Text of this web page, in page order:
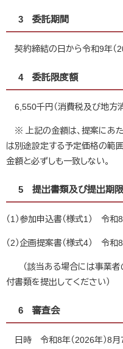
3 委託期間
契約締結の日から令和9年（
4 委託限度額
6,550千円（消費税及び地方
※ 上記の金額は、提案にあ
は別途設定する予定価格の範
金額と必ずしも一致しない。
5 提出書類及び提出期限
（1）参加申込書（様式1） 令和
（2）企画提案書（様式4） 令和
（該当ある場合には事業者
付書類を提出してください）
6 審査会
日時 令和8年（2026年）8月7